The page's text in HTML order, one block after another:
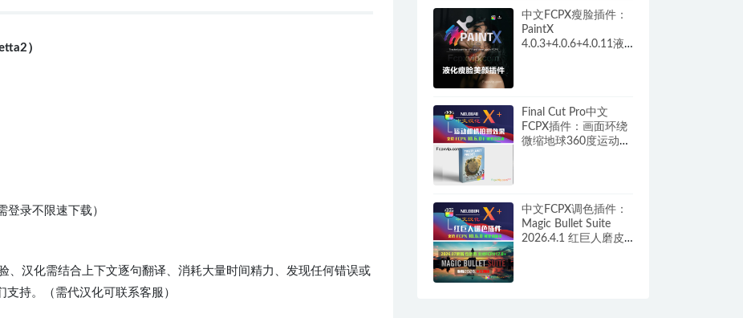
）
登录不限速下载）
、汉化需结合上下文逐句翻译、消耗大量时间精力、发现任何错误或
持。（需代汉化可联系客服）
中文FCPX瘦脸插件：
PaintX
4.0.3+4.0.6+4.0.11液
Final Cut Pro中文
FCPX插件：画面环绕
微缩地球360度运动相
中文FCPX调色插件：
Magic Bullet Suite
2026.4.1 红巨人磨皮